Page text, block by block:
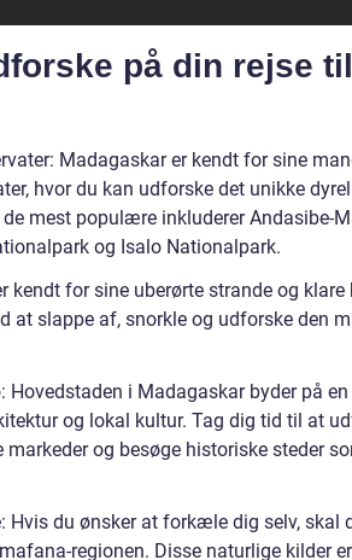
på din rejse til
Madagaskar er kendt for sine
hvor du kan udforske det unikke
mest populære inkluderer Andasibe-
og Isalo Nationalpark.
kendt for sine uberørte strande og klare
at slappe af, snorkle og udforske den
Hovedstaden i Madagaskar byder på
og lokal kultur. Tag dig tid til at
og besøge historiske steder
Hvis du ønsker at forkæle dig selv, skal
regionen. Disse naturlige kilder